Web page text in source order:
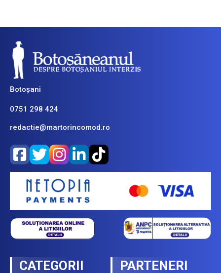
Botoșani
0751 298 424
redactie@martorincomod.ro
CATEGORII PARTENERI